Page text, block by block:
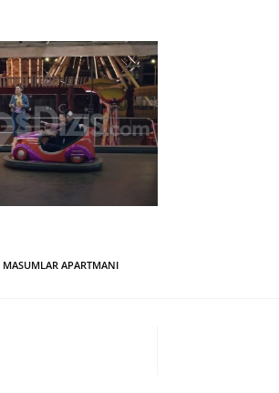
MASUMLAR APARTMANI